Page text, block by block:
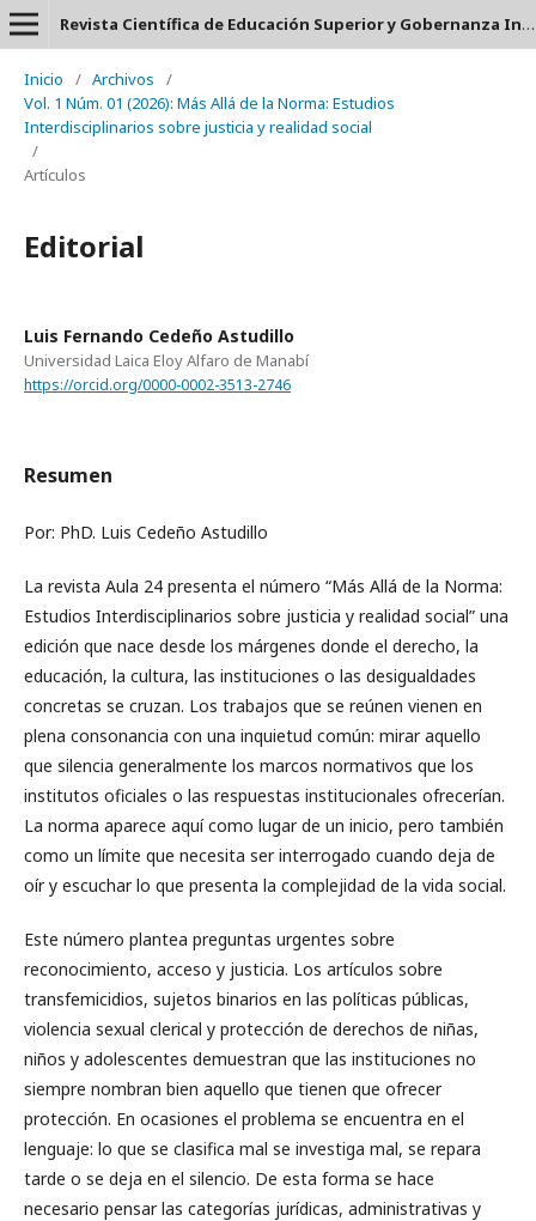
Revista Científica de Educación Superior y Gobernanza Interuniversitaria Aula 24 - ISSN: 2953-660X
Inicio / Archivos
/
Vol. 1 Núm. 01 (2026): Más Allá de la Norma: Estudios
Interdisciplinarios sobre justicia y realidad social
/
Artículos
Editorial
Luis Fernando Cedeño Astudillo
Universidad Laica Eloy Alfaro de Manabí
https://orcid.org/0000-0002-3513-2746
Resumen
Por: PhD. Luis Cedeño Astudillo
La revista Aula 24 presenta el número “Más Allá de la Norma:
Estudios Interdisciplinarios sobre justicia y realidad social” una
edición que nace desde los márgenes donde el derecho, la
educación, la cultura, las instituciones o las desigualdades
concretas se cruzan. Los trabajos que se reúnen vienen en
plena consonancia con una inquietud común: mirar aquello
que silencia generalmente los marcos normativos que los
institutos oficiales o las respuestas institucionales ofrecerían.
La norma aparece aquí como lugar de un inicio, pero también
como un límite que necesita ser interrogado cuando deja de
oír y escuchar lo que presenta la complejidad de la vida social.
Este número plantea preguntas urgentes sobre
reconocimiento, acceso y justicia. Los artículos sobre
transfemicidios, sujetos binarios en las políticas públicas,
violencia sexual clerical y protección de derechos de niñas,
niños y adolescentes demuestran que las instituciones no
siempre nombran bien aquello que tienen que ofrecer
protección. En ocasiones el problema se encuentra en el
lenguaje: lo que se clasifica mal se investiga mal, se repara
tarde o se deja en el silencio. De esta forma se hace
necesario pensar las categorías jurídicas, administrativas y